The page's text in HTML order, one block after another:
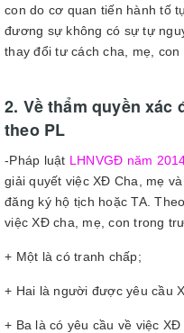
con do cơ quan tiến hành tố
đương sự không có sự tự
thay đổi tư cách cha, mẹ, con
2. Về thẩm quyền xác
theo PL
-Pháp luật LHNVGĐ năm
giải quyết việc XĐ Cha, mẹ
đăng ký hộ tịch hoặc TA.
việc XĐ cha, mẹ, con trong
+ Một là có tranh chấp;
+ Hai là người được yêu cầu
+ Ba là có yêu cầu về việc